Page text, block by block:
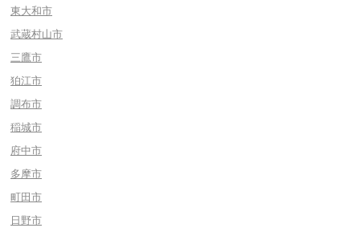
東大和市
武蔵村山市
三鷹市
狛江市
調布市
稲城市
府中市
多摩市
町田市
日野市